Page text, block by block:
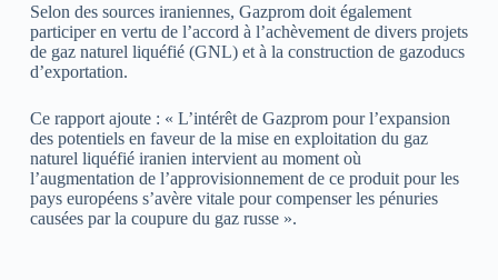
Selon des sources iraniennes, Gazprom doit également
participer en vertu de l’accord à l’achèvement de divers projets
de gaz naturel liquéfié (GNL) et à la construction de gazoducs
d’exportation.
Ce rapport ajoute : « L’intérêt de Gazprom pour l’expansion
des potentiels en faveur de la mise en exploitation du gaz
naturel liquéfié iranien intervient au moment où
l’augmentation de l’approvisionnement de ce produit pour les
pays européens s’avère vitale pour compenser les pénuries
causées par la coupure du gaz russe ».